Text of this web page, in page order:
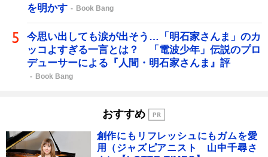
を明かす
Book Bang
今思い出しても涙が出そう…「明石家さんま」のカ
ッコよすぎる一言とは？ 「電波少年」伝説のプロ
デューサーによる『人間・明石家さんま』評
Book Bang
おすすめ
創作にもリフレッシュにもガムを愛
用（ジャズピアニスト 山中千尋さ